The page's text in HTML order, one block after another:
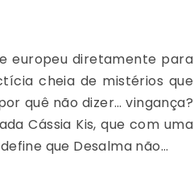
europeu diretamente para
cheia de mistérios que
quê não dizer… vingança?
Cássia Kis, que com uma
que Desalma não…